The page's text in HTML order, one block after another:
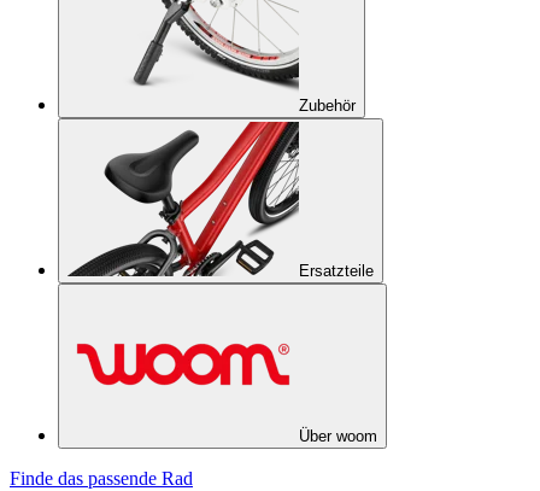
Zubehör
Ersatzteile
Über woom
Finde das passende Rad